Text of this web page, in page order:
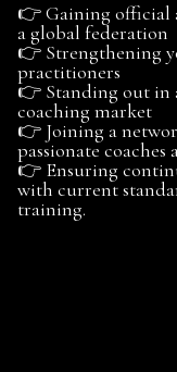
👉 Gaining official
a global federation
👉 Strengthening
practitioners
👉 Standing out in
coaching market
👉 Joining a
passionate coaches
👉 Ensuring
with current
training.